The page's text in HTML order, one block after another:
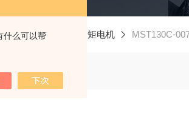
什么可以帮
乐Rexroth 同步力矩电机 MST130C-